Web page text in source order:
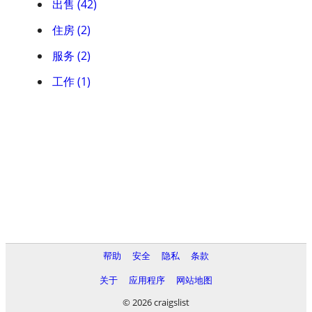
出售 (42)
住房 (2)
服务 (2)
工作 (1)
帮助 安全 隐私
条款
关于
应用程序
网站地图
© 2026 craigslist